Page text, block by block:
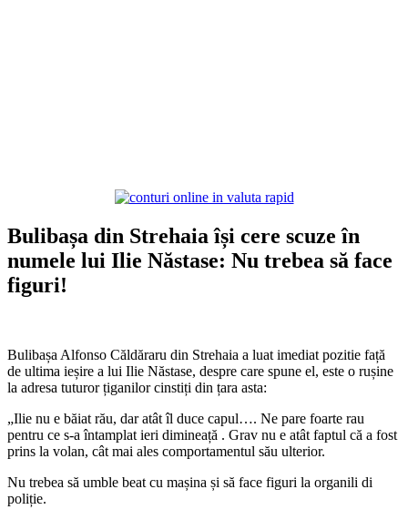
Bulibașa din Strehaia își cere scuze în
numele lui Ilie Năstase: Nu trebea să face
figuri!
Bulibașa Alfonso Căldăraru din Strehaia a luat imediat pozitie față
de ultima ieșire a lui Ilie Năstase, despre care spune el, este o rușine
la adresa tuturor țiganilor cinstiți din țara asta:
„Ilie nu e băiat rău, dar atât îl duce capul…. Ne pare foarte rau
pentru ce s-a întamplat ieri dimineață . Grav nu e atât faptul că a fost
prins la volan, cât mai ales comportamentul său ulterior.
Nu trebea să umble beat cu mașina și să face figuri la organili di
poliție.